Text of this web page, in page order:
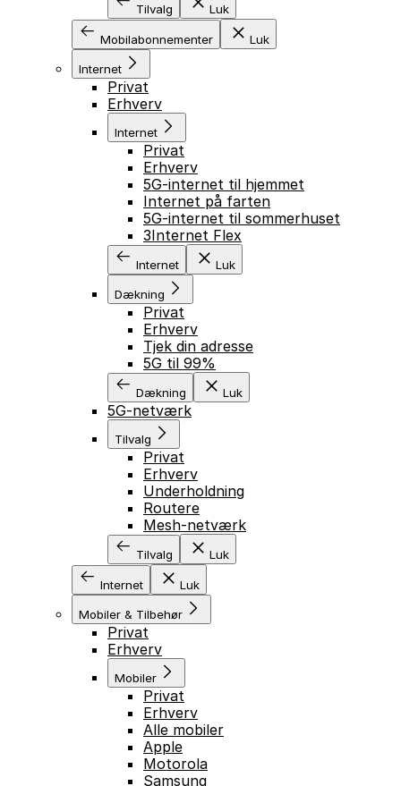
Tilvalg Luk
Mobilabonnementer Luk
Internet
Privat
Erhverv
Internet
Privat
Erhverv
5G-internet til hjemmet
Internet på farten
5G-internet til sommerhuset
3Internet Flex
Internet Luk
Dækning
Privat
Erhverv
Tjek din adresse
5G til 99%
Dækning Luk
5G-netværk
Tilvalg
Privat
Erhverv
Underholdning
Routere
Mesh-netværk
Tilvalg Luk
Internet Luk
Mobiler & Tilbehør
Privat
Erhverv
Mobiler
Privat
Erhverv
Alle mobiler
Apple
Motorola
Samsung